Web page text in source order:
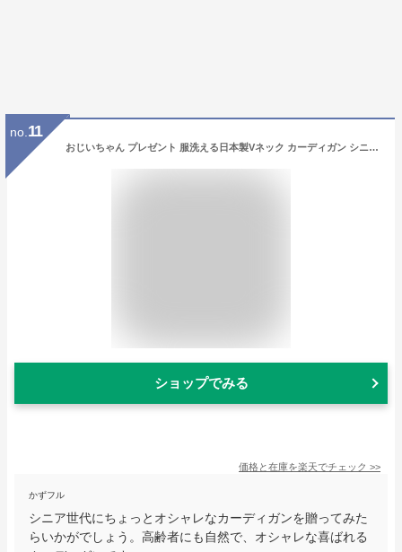
no. 11
おじいちゃん プレゼント 服洗える日本製Vネック カーディガン シニアファッション 70代 80代 60代 送料無料 メンズシニア 男性 紳士服 sサイズ お年寄り 高齢者 春夏 誕生日 プレゼント ギフト父の日 早割
ショップでみる
価格と在庫を楽天でチェック >>
かずフル
シニア世代にちょっとオシャレなカーディガンを贈ってみた
らいかがでしょう。高齢者にも自然で、オシャレな喜ばれる